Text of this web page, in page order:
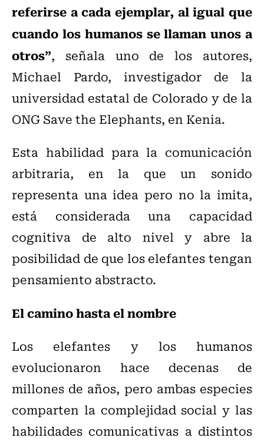
referirse a cada ejemplar, al igual que
cuando los humanos se llaman unos a
otros”, señala uno de los autores,
Michael Pardo, investigador de la
universidad estatal de Colorado y de la
ONG Save the Elephants, en Kenia.
Esta habilidad para la comunicación
arbitraria, en la que un sonido
representa una idea pero no la imita,
está considerada una capacidad
cognitiva de alto nivel y abre la
posibilidad de que los elefantes tengan
pensamiento abstracto.
El camino hasta el nombre
Los elefantes y los humanos
evolucionaron hace decenas de
millones de años, pero ambas especies
comparten la complejidad social y las
habilidades comunicativas a distintos